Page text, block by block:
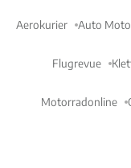
Aerokurier Auto
Flugrevue
Motorradonline